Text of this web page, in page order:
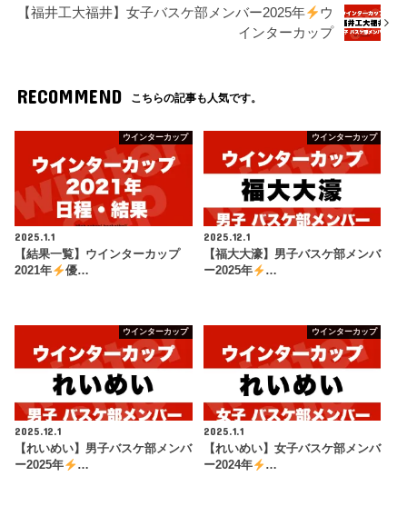
【福井工大福井】女子バスケ部メンバー2025年
ウ
インターカップ
RECOMMEND こちらの記事も人気です。
ウインターカップ
2025.1.1
【結果一覧】ウインターカップ
2021年
優…
ウインターカップ
2025.12.1
【福大大濠】男子バスケ部メンバ
ー2025年
…
ウインターカップ
2025.12.1
【れいめい】男子バスケ部メンバ
ー2025年
…
ウインターカップ
2025.1.1
【れいめい】女子バスケ部メンバ
ー2024年
…